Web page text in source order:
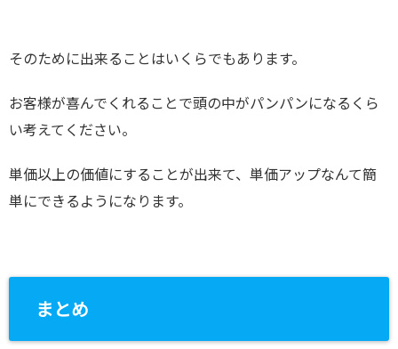
そのために出来ることはいくらでもあります。
お客様が喜んでくれることで頭の中がパンパンになるくら
い考えてください。
単価以上の価値にすることが出来て、単価アップなんて簡
単にできるようになります。
まとめ